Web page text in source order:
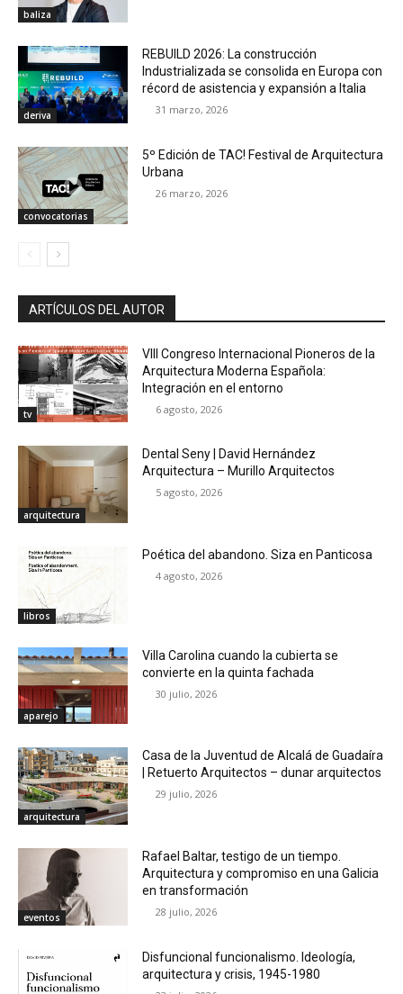
baliza
deriva
REBUILD 2026: La construcción
Industrializada se consolida en Europa con
récord de asistencia y expansión a Italia
31 marzo, 2026
convocatorias
5º Edición de TAC! Festival de Arquitectura
Urbana
26 marzo, 2026
ARTÍCULOS DEL AUTOR
tv
VIII Congreso Internacional Pioneros de la
Arquitectura Moderna Española:
Integración en el entorno
6 agosto, 2026
arquitectura
Dental Seny | David Hernández
Arquitectura – Murillo Arquitectos
5 agosto, 2026
libros
Poética del abandono. Siza en Panticosa
4 agosto, 2026
aparejo
Villa Carolina cuando la cubierta se
convierte en la quinta fachada
30 julio, 2026
arquitectura
Casa de la Juventud de Alcalá de Guadaíra
| Retuerto Arquitectos – dunar arquitectos
29 julio, 2026
eventos
Rafael Baltar, testigo de un tiempo.
Arquitectura y compromiso en una Galicia
en transformación
28 julio, 2026
Disfuncional funcionalismo. Ideología,
arquitectura y crisis, 1945-1980